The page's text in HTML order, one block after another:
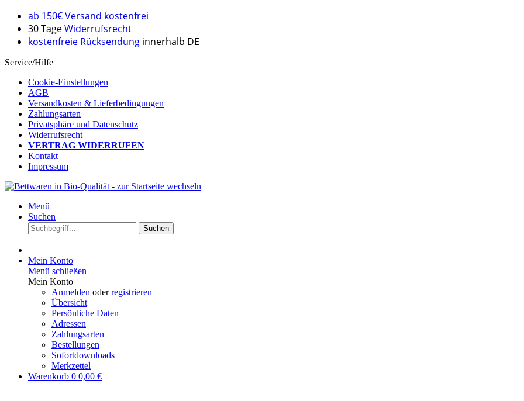
ab 150€ Versand kostenfrei
30 TageWiderrufsrecht
kostenfreie Rücksendung innerhalb DE
Service/Hilfe
Cookie-Einstellungen
AGB
Versandkosten & Lieferbedingungen
Zahlungsarten
Privatsphäre und Datenschutz
Widerrufsrecht
VERTRAG WIDERRUFEN
Kontakt
Impressum
Menü
Suchen
Suchen
Mein Konto
Menü schließen
Mein Konto
Anmelden oderregistrieren
Übersicht
Persönliche Daten
Adressen
Zahlungsarten
Bestellungen
Sofortdownloads
Merkzettel
Warenkorb 0 0,00 €